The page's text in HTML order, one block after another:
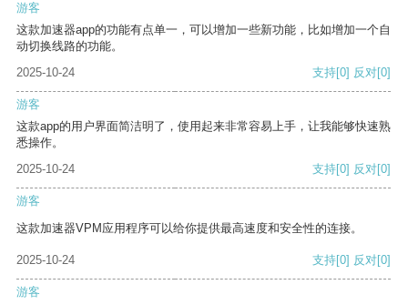
游客
这款加速器app的功能有点单一，可以增加一些新功能，比如增加一个自
动切换线路的功能。
2025-10-24
支持[0] 反对[0]
游客
这款app的用户界面简洁明了，使用起来非常容易上手，让我能够快速熟
悉操作。
2025-10-24
支持[0] 反对[0]
游客
这款加速器VPM应用程序可以给你提供最高速度和安全性的连接。
2025-10-24 支持[0] 反对[0]
游客